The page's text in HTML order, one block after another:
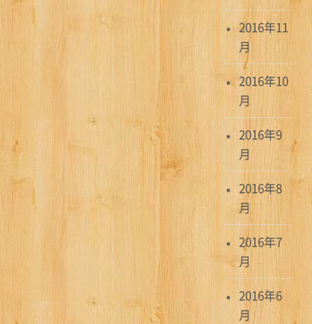
2016年11
月
2016年10
月
2016年9
月
2016年8
月
2016年7
月
2016年6
月